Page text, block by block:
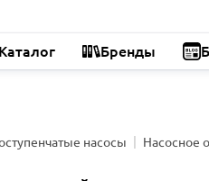
Каталог Бренды
насосы Насосное